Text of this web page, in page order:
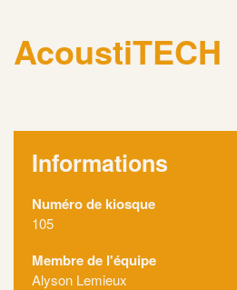
AcoustiTECH
Informations
Numéro de kiosque
105
Membre de l'équipe
Alyson Lemieux